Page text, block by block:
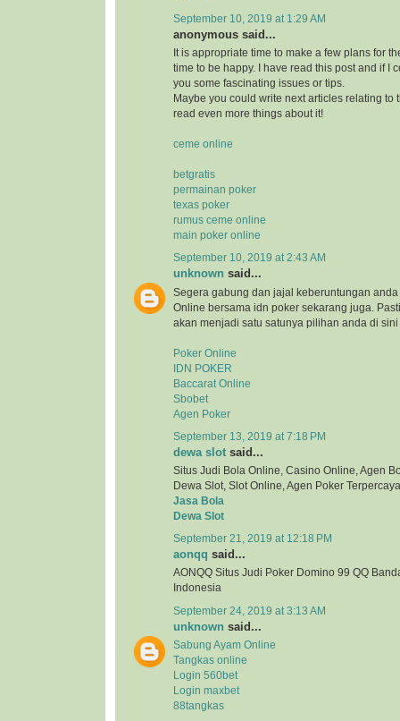
September 10, 2019 at 1:29 AM
anonymous said...
It is appropriate time to make a few plans for
time to be happy. I have read this post and if I
you some fascinating issues or tips.
Maybe you could write next articles relating to
read even more things about it!
ceme online
betgratis
permainan poker
texas poker
rumus ceme online
main poker online
September 10, 2019 at 2:43 AM
unknown said...
Segera gabung dan jajal keberuntungan
Online bersama idn poker sekarang juga.
akan menjadi satu satunya pilihan anda di sini
Poker Online
IDN POKER
Baccarat Online
Sbobet
Agen Poker
September 13, 2019 at 7:18 PM
dewa slot said...
Situs Judi Bola Online, Casino Online, Agen
Dewa Slot, Slot Online, Agen Poker
Jasa Bola
Dewa Slot
September 21, 2019 at 12:18 PM
aonqq said...
AONQQ Situs Judi Poker Domino 99 QQ
Indonesia
September 24, 2019 at 3:13 AM
unknown said...
Sabung Ayam Online
Tangkas online
Login 560bet
Login maxbet
88tangkas